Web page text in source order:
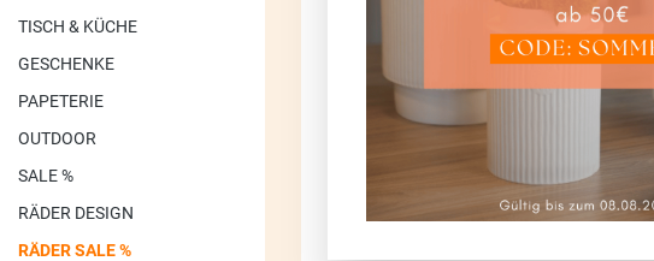
TISCH & KÜCHE
GESCHENKE
PAPETERIE
OUTDOOR
SALE %
RÄDER DESIGN
RÄDER SALE %